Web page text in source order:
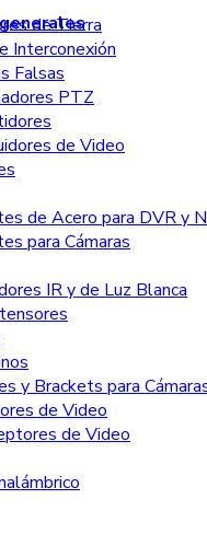
de Tierra
Interconexión
Falsas
PTZ
de Video
de Acero para DVR y
para Cámaras
IR y de Luz Blanca
y Brackets para
de Video
de Video